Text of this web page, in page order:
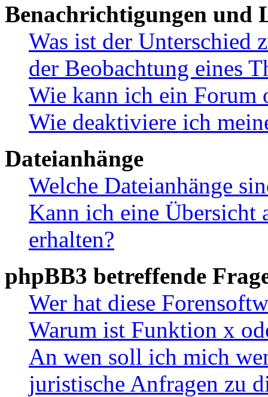
Benachrichtigungen und
Was ist der Unterschied
der Beobachtung eines
Wie kann ich ein Forum
Wie deaktiviere ich
Dateianhänge
Welche Dateianhänge
Kann ich eine Übersicht
erhalten?
phpBB3 betreffende
Wer hat diese
Warum ist Funktion x
An wen soll ich mich
juristische Anfragen zu